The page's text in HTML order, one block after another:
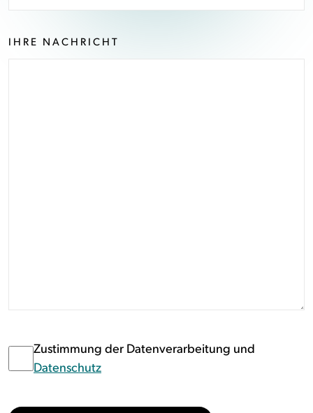
IHRE NACHRICHT
Zustimmung der Datenverarbeitung und
Datenschutz